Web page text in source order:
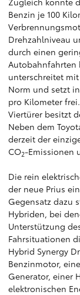
Benzin je 100
Drehzahlniveau
durch einen
Autobahnfahrten
unterschreitet
Norm und setzt
pro Kilometer
Viertürer besitzt
Neben dem
derzeit der
CO2-Emissionen
Die rein
der neue Prius
Gegensatz dazu
Hybriden, bei
Unterstützung
Fahrsituationen
Hybrid Synergy
Benzinmotor,
Generator, einer
elektronischen